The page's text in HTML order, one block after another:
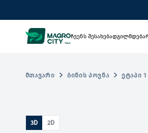
ჩვენს შესახებ
ᲛᲗᲐᲕᲐᲠᲘ ᲑᲘᲜᲘᲡ ᲞᲝᲕᲜᲐ ᲔᲢᲐᲞᲘ 1
3D 2D